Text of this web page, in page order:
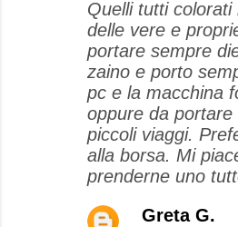
Quelli tutti colorati
delle vere e
portare sempre
zaino e porto
pc e la macchina
oppure da
piccoli viaggi.
alla borsa. Mi
prenderne uno
Greta G.